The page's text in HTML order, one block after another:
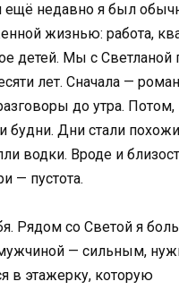
ещё недавно я был
жизнью: работа,
детей. Мы с Светланой
лет. Сначала —
до утра. Потом,
будни. Дни стали
водки. Вроде и
— пустота.
Рядом со Светой я
— сильным,
в этажерку, которую